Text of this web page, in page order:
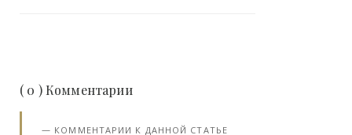
( 0 ) Комментарии
КОММЕНТАРИИ К ДАННОЙ СТАТЬЕ